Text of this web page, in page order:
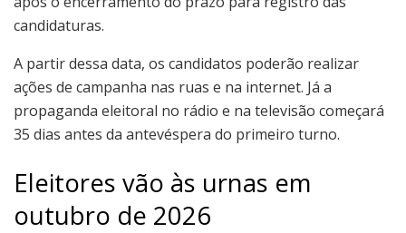
candidaturas.
A partir dessa data, os candidatos poderão realizar
ações de campanha nas ruas e na internet. Já a
propaganda eleitoral no rádio e na televisão começará
35 dias antes da antevéspera do primeiro turno.
Eleitores vão às urnas em
outubro de 2026